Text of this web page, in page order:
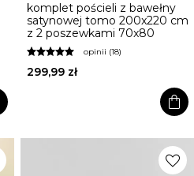
komplet pościeli z bawełny
satynowej tomo 200x220 cm
z 2 poszewkami 70x80
opinii (18)
299,99 zł
shopping_bag
favorite